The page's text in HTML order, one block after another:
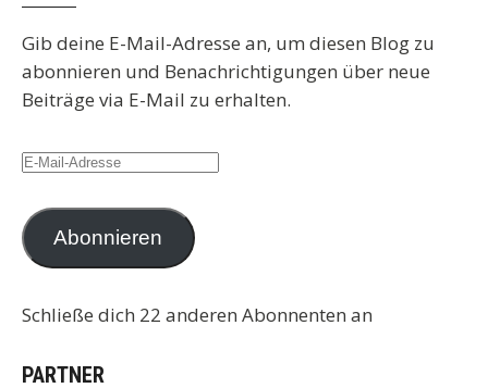
Gib deine E-Mail-Adresse an, um diesen Blog zu
abonnieren und Benachrichtigungen über neue
Beiträge via E-Mail zu erhalten.
E-
Adresse
Abonnieren
Schließe dich 22 anderen Abonnenten an
PARTNER